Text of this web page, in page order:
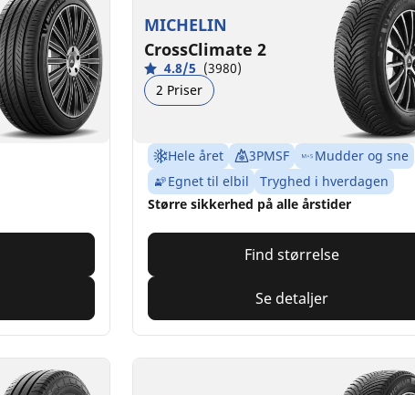
MICHELIN
CrossClimate 2
4.8/5 (3980)
2 Priser
Hele året 3PMSF
Mudder og sne
Egnet til elbil
Tryghed i hverdagen
Større sikkerhed på alle årstider
Find størrelse
Se detaljer